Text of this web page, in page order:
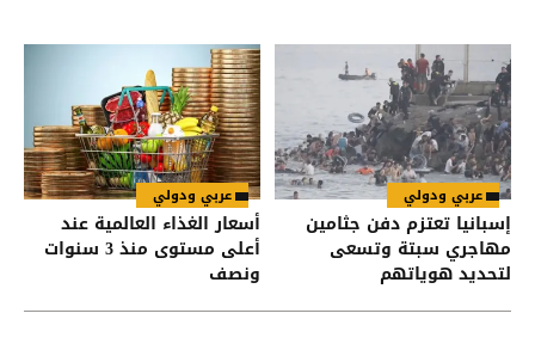
عربي ودولي
إسبانيا تعتزم دفن جثامين
مهاجري سبتة وتسعى
لتحديد هوياتهم
عربي ودولي
أسعار الغذاء العالمية عند
أعلى مستوى منذ 3 سنوات
ونصف